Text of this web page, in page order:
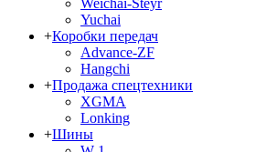
Weichai-Steyr
Yuchai
+Коробки передач
Advance-ZF
Hangchi
+Продажа спецтехники
XGMA
Lonking
+Шины